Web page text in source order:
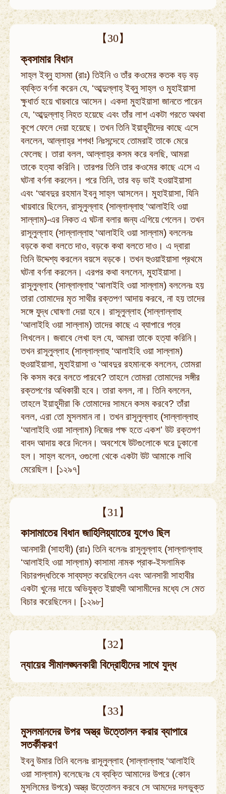
【30】
ক্বসামার বিধান
সাহ্‌ল ইব্‌নু হাসমা (রাঃ) তিইনি ও তাঁর কওমের কতক বড় বড়
ব্যক্তি বর্ণনা করেন যে, ‘আব্দুল্লাহ্‌ ইব্‌নু সাহ্‌ল ও মুহাইয়াসা
ক্ষুধার্ত হয়ে খায়বারে আসেন। একদা মুহাইয়াসা জানতে পারেন
যে, ‘আব্দুল্লাহ্‌ নিহত হয়েছে এবং তাঁর লাশ একটা গরতে অথবা
কূপে ফেলে দেয়া হয়েছে। তখন তিনি ইয়াহূদীদের কাছে এসে
বললেন, আল্লাহ্‌র শপথ! নিঃসন্দেহে তোমরাই তাকে মেরে
ফেলেছ। তারা বলল, আল্লাহ্‌র কসম করে বলছি, আমরা
তাকে হত্যা করিনি। তারপর তিনি তার কওমের কাছে এসে এ
ঘটনা বর্ণনা করলেন। পরে তিনি, তার বড় ভাই হওয়াইয়াসা
এবং ‘আবদুর রহমান ইবনু সাহ্‌ল আসলেন। মুহাইয়াসা, যিনি
খায়বারে ছিলেন, রাসূলুল্লাহ (সাল্লাল্লাহু ‘আলাইহি ওয়া
সাল্লাম)-এর নিকত এ ঘটনা বলার জন্য এগিয়ে গেলেন। তখন
রাসূলুল্লাহ (সাল্লাল্লাহু ‘আলাইহি ওয়া সাল্লাম) বললেনঃ
বড়কে কথা বলতে দাও, বড়কে কথা বলতে দাও। এ দ্বারা
তিনি উদ্দেশ্য করলেন বয়সে বড়কে। তখন হুওয়াইয়াসা প্রথমে
ঘটনা বর্ণনা করলেন। এরপর কথা বললেন, মুহাইয়াসা।
রাসূলুল্লাহ (সাল্লাল্লাহু ‘আলাইহি ওয়া সাল্লাম) বললেনঃ হয়
তারা তোমাদের মৃত সাথীর রক্তপণ আদায় করবে, না হয় তাদের
সঙ্গে যুদ্ধ ঘোষণা দেয়া হবে। রাসূলুল্লাহ (সাল্লাল্লাহু
‘আলাইহি ওয়া সাল্লাম) তাদের কাছে এ ব্যাপারে পত্র
লিখলেন। জবাবে লেখা হল যে, আমরা তাকে হত্যা করিনি।
তখন রাসূলুল্লাহ (সাল্লাল্লাহু ‘আলাইহি ওয়া সাল্লাম)
হুওয়াইয়াসা, মুহাইয়াসা ও ‘আবদুর রহমানকে বললেন, তোমরা
কি কসম করে বলতে পারবে? তাহলে তোমরা তোমাদের সঙ্গীর
রক্তপণের অধিকারী হবে। তারা বলল, না। তিনি বললেন,
তাহলে ইয়াহূদীরা কি তোমাদের সামনে কসম করবে? তাঁরা
বলল, এরা তো মুসলমান না। তখন রাসূলুল্লাহ (সাল্লাল্লাহু
‘আলাইহি ওয়া সাল্লাম) নিজের পক্ষ হতে একশ’ উট রক্তপণ
বাবদ আদায় করে দিলেন। অবশেষে উটগুলোকে ঘরে ঢুকানো
হল। সাহ্‌ল বলেন, ওগুলো থেকে একটা উট আমাকে লাথি
মেরেছিল। [১২৯৭]
【31】
কাসামাতের বিধান জাহিলিয়্যাতের যুগেও ছিল
আনসারী (সাহাবী) (রাঃ) তিনি বলেনঃ রাসূলুল্লাহ (সাল্লাল্লাহু
‘আলাইহি ওয়া সাল্লাম) কাসামা নামক প্রাক-ইসলামিক
বিচারপদ্ধতিকে সাব্যস্ত করেছিলেন এবং আনসারী সাহাবীর
একটা খুনের দায়ে অভিযুক্ত ইয়াহুদী আসামীদের মধ্যে সে মেত
বিচার করেছিলেন। [১২৯৮]
【32】
ন্যায়ের সীমালঙ্ঘনকারী বিদ্রোহীদের সাথে যুদ্ধ
【33】
মুসলমানদের উপর অস্ত্র উত্তোলন করার ব্যাপারে
সতর্কীকরণ
ইবনু উমার তিনি বলেনঃ রাসূলুল্লাহ (সাল্লাল্লাহু ‘আলাইহি
ওয়া সাল্লাম) বলেছেনঃ যে ব্যক্তি আমাদের উপরে (কোন
মুসলিমের উপরে) অস্ত্র উত্তোলন করবে সে আমদের দলভুক্ত